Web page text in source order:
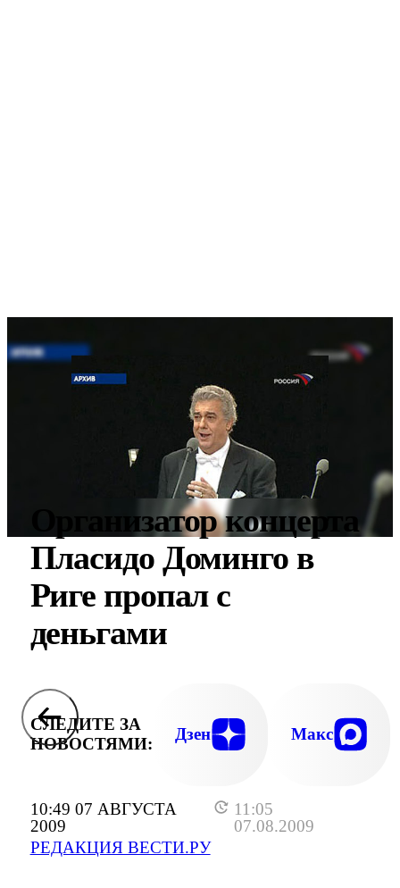
10:49 07 АВГУСТА
2009
11:05
07.08.2009
РЕДАКЦИЯ ВЕСТИ.РУ
Организатор концерта
Пласидо Доминго в
Риге пропал с
деньгами
СЛЕДИТЕ ЗА
НОВОСТЯМИ:
Дзен Макс